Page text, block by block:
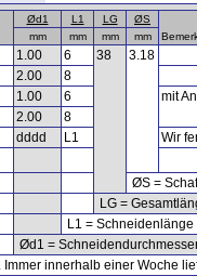
Ød1 L1 LG
ØS
mm mm mm mm
1.00 6 38
3.18
2.00
8
1.00 6
mit
2.00
8
dddd L1 Wir
ØS =
LG =
L1 = Schneidenlänge
Ød1 =
Immer innerhalb einer Woche